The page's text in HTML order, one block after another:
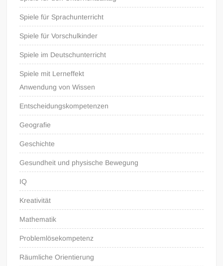
Spiele für Sprachunterricht
Spiele für Vorschulkinder
Spiele im Deutschunterricht
Spiele mit Lerneffekt
Anwendung von Wissen
Entscheidungskompetenzen
Geografie
Geschichte
Gesundheit und physische Bewegung
IQ
Kreativität
Mathematik
Problemlösekompetenz
Räumliche Orientierung